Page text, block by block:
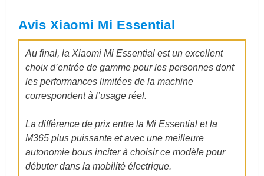
Avis Xiaomi Mi Essential
Au final, la Xiaomi Mi Essential est un excellent
choix d’entrée de gamme pour les personnes dont
les performances limitées de la machine
correspondent à l’usage réel.
La différence de prix entre la Mi Essential et la
M365 plus puissante et avec une meilleure
autonomie bous inciter à choisir ce modèle pour
débuter dans la mobilité électrique.